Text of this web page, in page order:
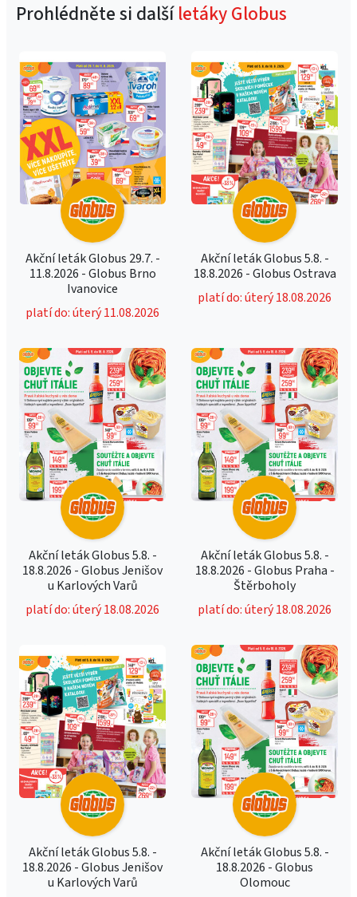
Prohlédněte si dalšíletáky Globus
Akční leták Globus 29.7. -
11.8.2026 - Globus Brno
Ivanovice
platí do: úterý 11.08.2026
Akční leták Globus 5.8. -
18.8.2026 - Globus Ostrava
platí do: úterý 18.08.2026
Akční leták Globus 5.8. -
18.8.2026 - Globus Jenišov
u Karlových Varů
platí do: úterý 18.08.2026
Akční leták Globus 5.8. -
18.8.2026 - Globus Praha -
Štěrboholy
platí do: úterý 18.08.2026
Akční leták Globus 5.8. -
18.8.2026 - Globus Jenišov
u Karlových Varů
Akční leták Globus 5.8. -
18.8.2026 - Globus
Olomouc